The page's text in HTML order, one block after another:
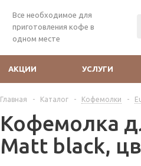
Все необходимое для
приготовления кофе в
одном месте
АКЦИИ УСЛУГИ
Главная - Каталог - Кофемолки -
Кофемолка
Matt black,